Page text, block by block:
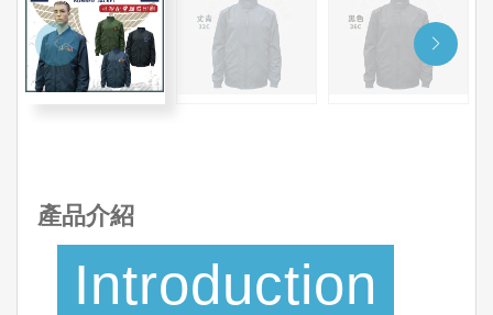
產品介紹
Introduction